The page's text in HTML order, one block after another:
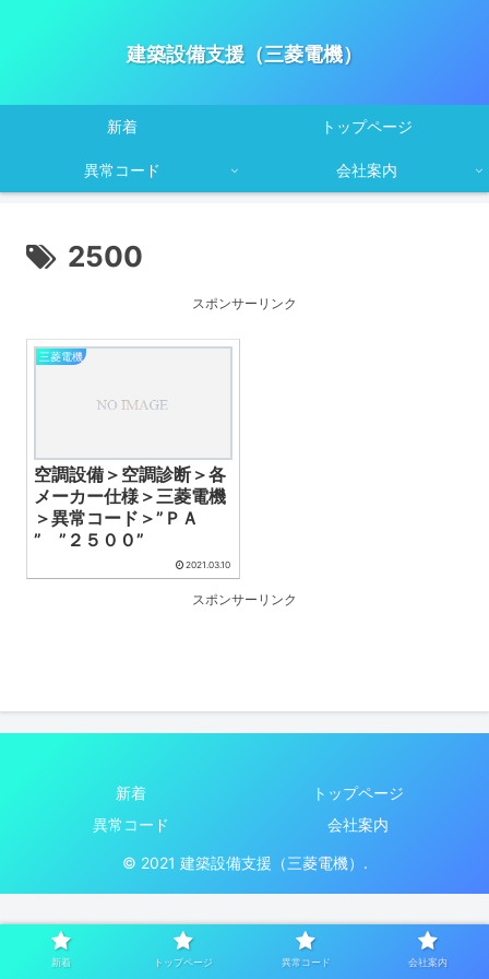
建築設備支援（三菱電機）
新着 トップページ
異常コード 会社案内
2500
スポンサーリンク
三菱電機
空調設備＞空調診断＞各
メーカー仕様＞三菱電機
＞異常コード＞”ＰＡ
” ”２５００”
2021.03.10
スポンサーリンク
新着
トップページ
異常コード
会社案内
© 2021 建築設備支援（三菱電機）.
新着 トップページ 異常コード 会社案内